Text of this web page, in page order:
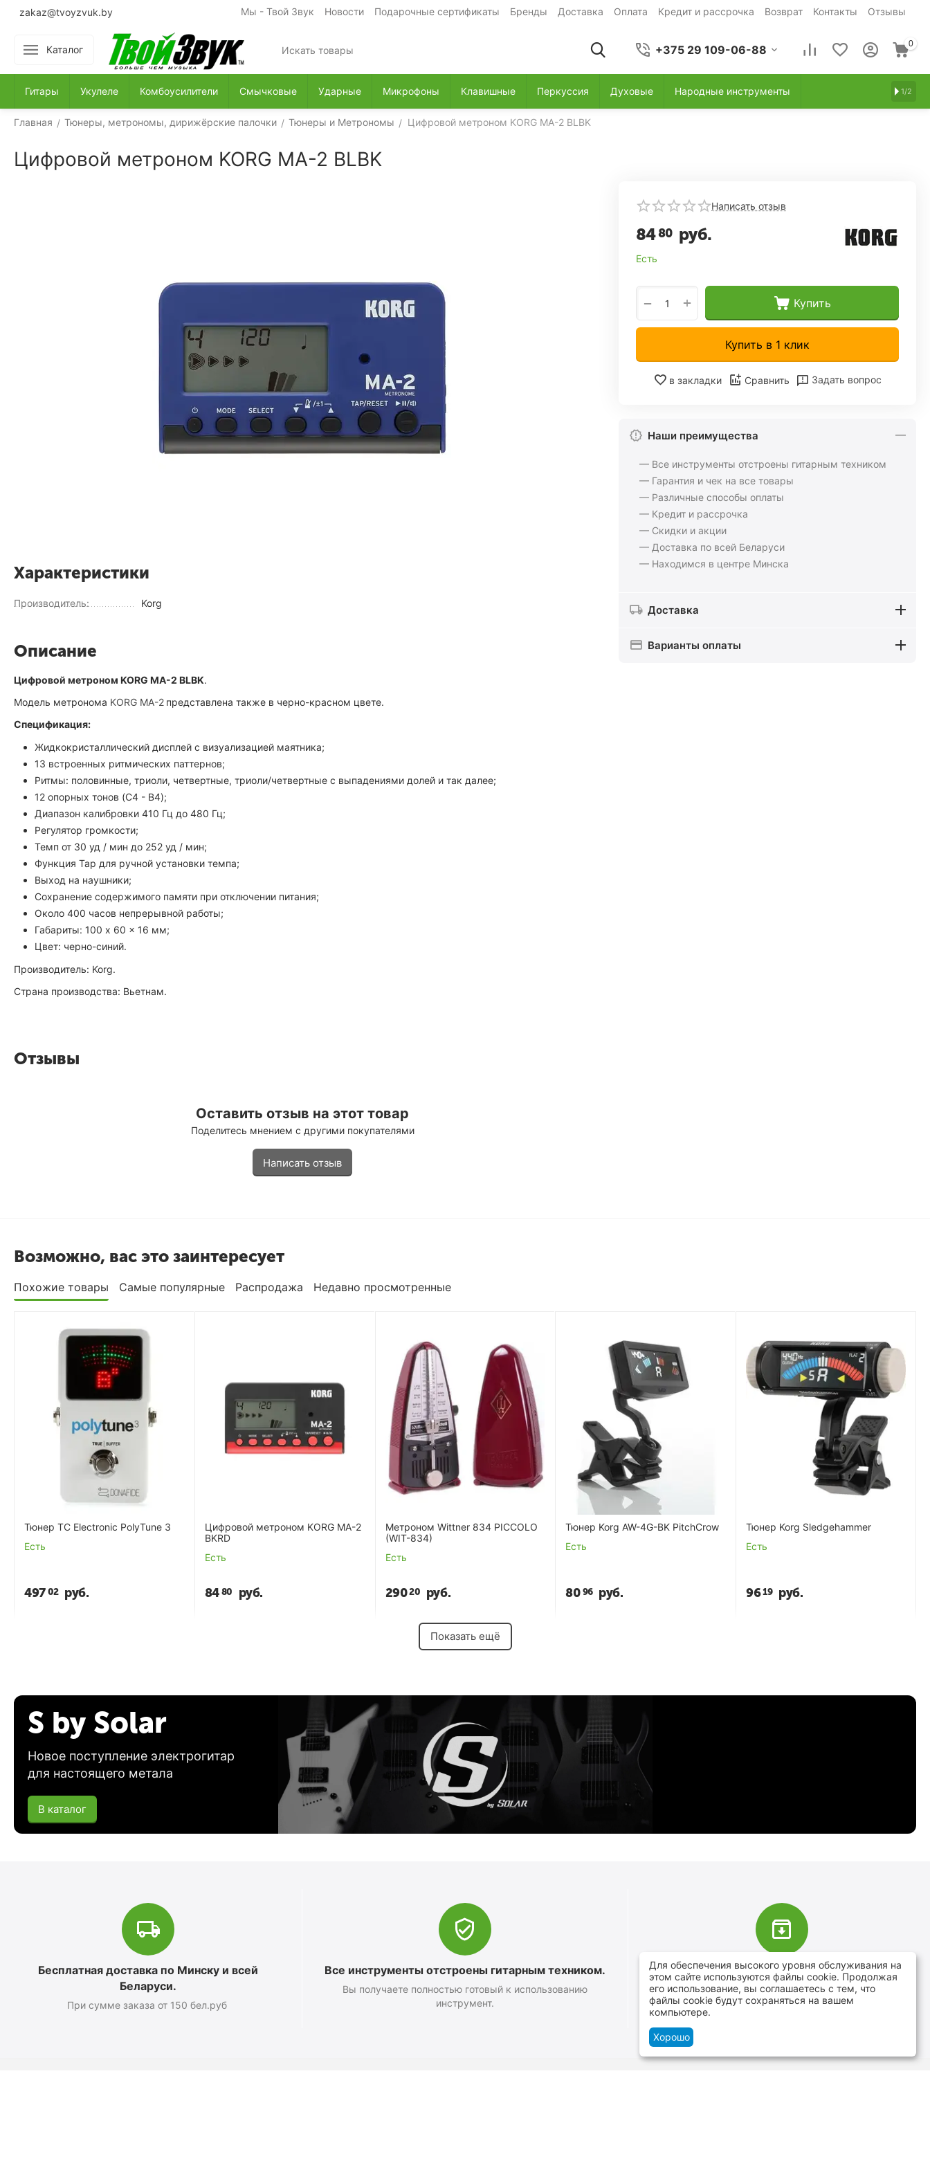
zakaz@tvoyzvuk.by Мы - Твой Звук Новости Подарочные сертификаты Бренды Доставка Оплата Кредит и рассрочка Возврат Контакты Отзывы
Каталог +375 29 109-06-88 0
Гитары Укулеле Комбоусилители Смычковые Ударные Микрофоны Клавишные Перкуссия Духовые Народные инструменты 1/2
Главная / Тюнеры, метрономы, дирижёрские палочки / Тюнеры и Метрономы / Цифровой метроном KORG MA-2 BLBK
Цифровой метроном KORG MA-2 BLBK
Написать отзыв
8480 руб.
Есть
+
− Купить
Купить в 1 клик
в закладки Сравнить Задать вопрос
Наши преимущества
— Все инструменты отстроены гитарным техником
— Гарантия и чек на все товары
— Различные способы оплаты
— Кредит и рассрочка
— Скидки и акции
— Доставка по всей Беларуси
— Находимся в центре Минска
Доставка
Варианты оплаты
Характеристики
Производитель: Korg
Описание
Цифровой метроном KORG MA-2 BLBK.
Модель метронома KORG MA-2 представлена также в черно-красном цвете.
Спецификация:
Жидкокристаллический дисплей с визуализацией маятника;
13 встроенных ритмических паттернов;
Ритмы: половинные, триоли, четвертные, триоли/четвертные с выпадениями долей и так далее;
12 опорных тонов (C4 - B4);
Диапазон калибровки 410 Гц до 480 Гц;
Регулятор громкости;
Темп от 30 уд / мин до 252 уд / мин;
Функция Tap для ручной установки темпа;
Выход на наушники;
Сохранение содержимого памяти при отключении питания;
Около 400 часов непрерывной работы;
Габариты: 100 x 60 x 16 мм;
Цвет: черно-синий.
Производитель: Korg.
Страна производства: Вьетнам.
Отзывы
Оставить отзыв на этот товар
Поделитесь мнением с другими покупателями
Написать отзыв
Возможно, вас это заинтересует
Похожие товары Самые популярные Распродажа Недавно просмотренные
Тюнер TC Electronic PolyTune 3
Есть
49702 руб.
Цифровой метроном KORG MA-2
BKRD
Есть
8480 руб.
Метроном Wittner 834 PICCOLO
(WIT-834)
Есть
29020 руб.
Тюнер Korg AW-4G-BK PitchCrow
Есть
80 96 руб.
Тюнер Korg Sledgehammer
Есть
9619 руб.
Показать ещё
S by Solar
Новое поступление электрогитар
для настоящего метала
В каталог
Бесплатная доставка по Минску и всей
Беларуси.
При сумме заказа от 150 бел.руб
Все инструменты отстроены гитарным техником.
Вы получаете полностью готовый к использованию
инструмент.
В наличии более 4000 наименований
товаров
От расходников до сценического оборудования
Для обеспечения высокого уровня обслуживания на
этом сайте используются файлы cookie. Продолжая
его использование, вы соглашаетесь с тем, что
файлы cookie будут сохраняться на вашем
компьютере.
Хорошо